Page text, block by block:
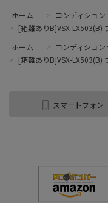
ホーム > コンディション
> [箱難ありB]VSX-LX503(B)
ホーム
> コンディション
> [箱難ありB]VSX-LX503(B)
スマートフォン